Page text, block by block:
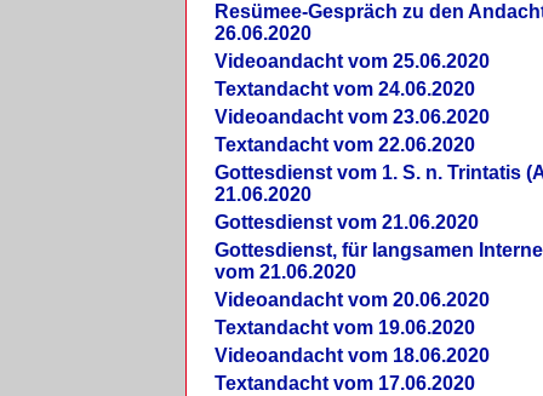
Re­sü­mee-Gespräch zu den
26.06.2020
Videoandacht vom 25.06.2020
Textandacht vom 24.06.2020
Videoandacht vom 23.06.2020
Textandacht vom 22.06.2020
Gottesdienst vom 1. S. n. Trintatis
21.06.2020
Gottesdienst vom 21.06.2020
Gottesdienst, für langsamen
vom 21.06.2020
Videoandacht vom 20.06.2020
Textandacht vom 19.06.2020
Videoandacht vom 18.06.2020
Textandacht vom 17.06.2020